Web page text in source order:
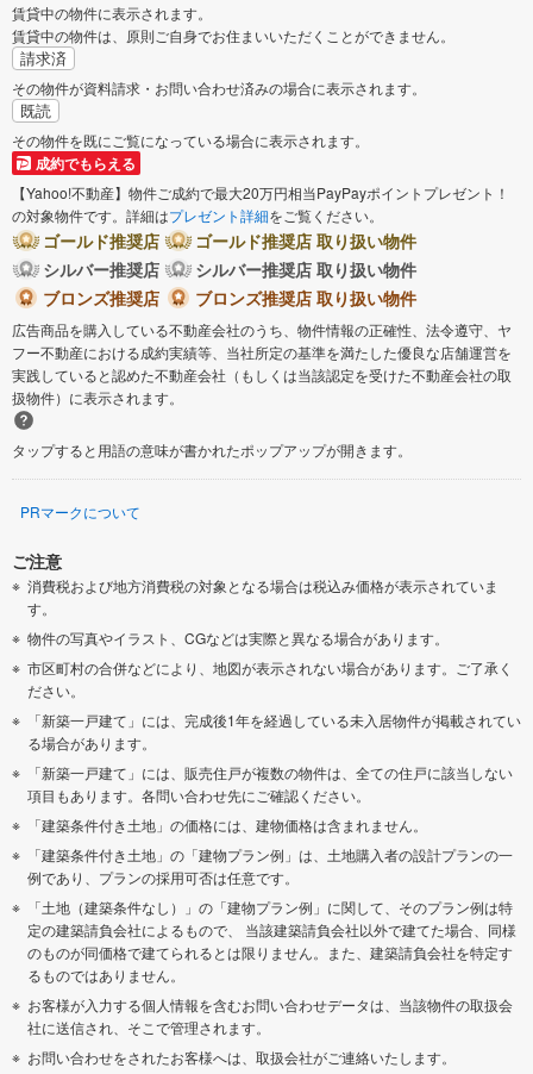
賃貸中の物件に表示されます。
賃貸中の物件は、原則ご自身でお住まいいただくことができません。
請求済
その物件が資料請求・お問い合わせ済みの場合に表示されます。
既読
その物件を既にご覧になっている場合に表示されます。
成約でもらえる
【Yahoo!不動産】物件ご成約で最大20万円相当PayPayポイントプレゼント！
の対象物件です。詳細はプレゼント詳細をご覧ください。
ゴールド推奨店
ゴールド推奨店 取り扱い物件
シルバー推奨店
シルバー推奨店 取り扱い物件
ブロンズ推奨店
ブロンズ推奨店 取り扱い物件
広告商品を購入している不動産会社のうち、物件情報の正確性、法令遵守、ヤ
フー不動産における成約実績等、当社所定の基準を満たした優良な店舗運営を
実践していると認めた不動産会社（もしくは当該認定を受けた不動産会社の取
扱物件）に表示されます。
タップすると用語の意味が書かれたポップアップが開きます。
PRマークについて
ご注意
消費税および地方消費税の対象となる場合は税込み価格が表示されていま
す。
物件の写真やイラスト、CGなどは実際と異なる場合があります。
市区町村の合併などにより、地図が表示されない場合があります。ご了承く
ださい。
「新築一戸建て」には、完成後1年を経過している未入居物件が掲載されてい
る場合があります。
「新築一戸建て」には、販売住戸が複数の物件は、全ての住戸に該当しない
項目もあります。各問い合わせ先にご確認ください。
「建築条件付き土地」の価格には、建物価格は含まれません。
「建築条件付き土地」の「建物プラン例」は、土地購入者の設計プランの一
例であり、プランの採用可否は任意です。
「土地（建築条件なし）」の「建物プラン例」に関して、そのプラン例は特
定の建築請負会社によるもので、 当該建築請負会社以外で建てた場合、同様
のものが同価格で建てられるとは限りません。また、建築請負会社を特定す
るものではありません。
お客様が入力する個人情報を含むお問い合わせデータは、当該物件の取扱会
社に送信され、そこで管理されます。
お問い合わせをされたお客様へは、取扱会社がご連絡いたします。